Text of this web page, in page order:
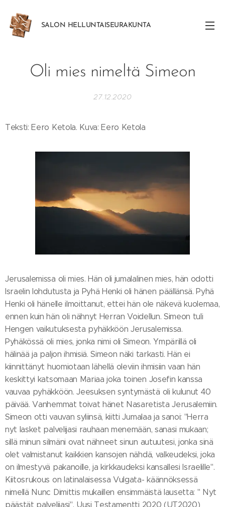
SALON HELLUNTAISEURAKUNTA
Oli mies nimeltä Simeon
27.12.2020
Teksti: Eero Ketola. Kuva: Eero Ketola
Jerusalemissa oli mies. Hän oli jumalalinen mies, hän odotti
Israelin lohdutusta ja Pyhä Henki oli hänen päällänsä. Pyhä
Henki oli hänelle ilmoittanut, ettei hän ole näkevä kuolemaa,
ennen kuin hän oli nähnyt Herran Voidellun. Simeon tuli
Hengen vaikutuksesta pyhäkköön Jerusalemissa.
Pyhäkössä oli mies, jonka nimi oli Simeon. Ympärillä oli
hälinää ja paljon ihmisiä. Simeon näki tarkasti. Hän ei
kiinnittänyt huomiotaan lähellä oleviin ihmisiin vaan hän
keskittyi katsomaan Mariaa joka toinen Josefin kanssa
vauvaa pyhäkköön. Jeesuksen syntymästä oli kulunut 40
päivää. Vanhemmat toivat hänet Nasaretista Jerusalemiin.
Simeon otti vauvan syliinsä, kiitti Jumalaa ja sanoi: "Herra
nyt lasket palvelijasi rauhaan menemään, sanasi mukaan;
sillä minun silmäni ovat nähneet sinun autuutesi, jonka sinä
olet valmistanut kaikkien kansojen nähdä, valkeudeksi, joka
on ilmestyvä pakanoille, ja kirkkaudeksi kansallesi Israelille".
Kiitosrukous on latinalaisessa Vulgata- käännöksessä
nimellä Nunc Dimittis mukaillen ensimmäistä lausetta: " Nyt
päästät palvelijasi". Uusi Testamentti 2020 (UT2020)